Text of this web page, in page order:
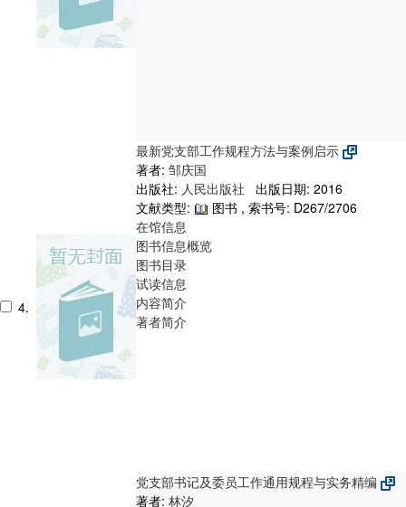
4.
最新党支部工作规程方法与案例启示
著者: 邹庆国
出版社: 人民出版社
出版日期: 2016
文献类型:
图书 , 索书号: D267/2706
在馆信息
图书信息概览
图书目录
试读信息
内容简介
著者简介
党支部书记及委员工作通用规程与实务精编
著者: 林汐